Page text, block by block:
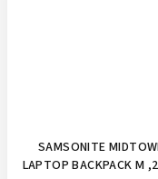
SAMSONITE
LAPTOP BACKPACK M